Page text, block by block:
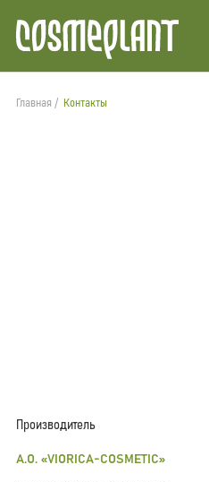
Главная Контакты
Производитель
А.О. «VIORICA-COSMETIC»